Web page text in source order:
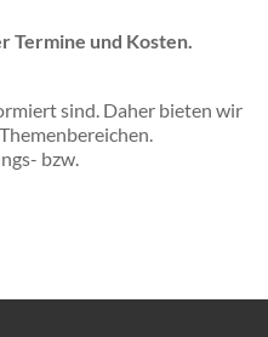
Termine und Kosten.
sind. Daher bieten wir
bzw.